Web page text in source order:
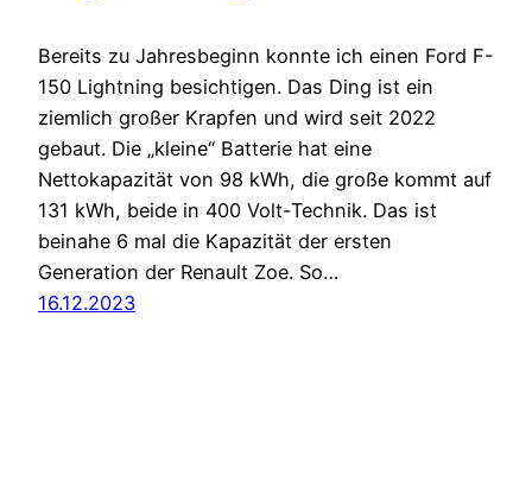
Bereits zu Jahresbeginn konnte ich einen Ford F-
150 Lightning besichtigen. Das Ding ist ein
ziemlich großer Krapfen und wird seit 2022
gebaut. Die „kleine“ Batterie hat eine
Nettokapazität von 98 kWh, die große kommt auf
131 kWh, beide in 400 Volt-Technik. Das ist
beinahe 6 mal die Kapazität der ersten
Generation der Renault Zoe. So…
16.12.2023